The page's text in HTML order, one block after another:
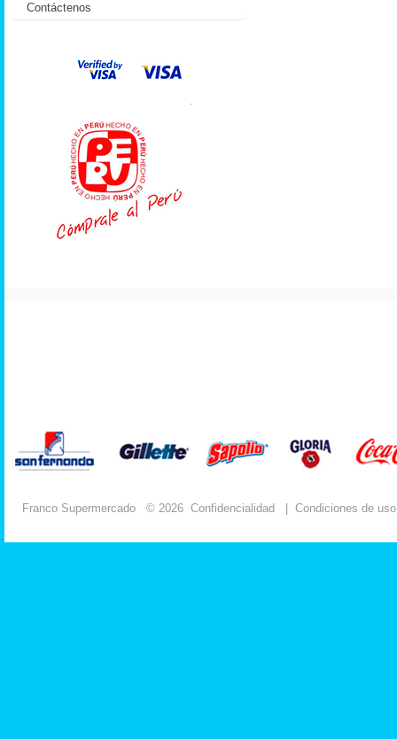
Contáctenos
.
Franco Supermercado © 2026 Confidencialidad Condiciones de uso